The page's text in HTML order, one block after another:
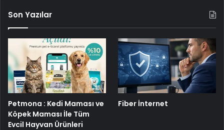
Son Yazılar
Petmona : Kedi Maması ve
Köpek Maması İle Tüm
Evcil Hayvan Ürünleri
Fiber İnternet